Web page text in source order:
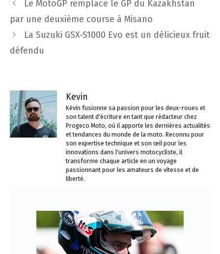
des
Le MotoGP remplace le GP du Kazakhstan
par une deuxième course à Misano
La Suzuki GSX-S1000 Evo est un délicieux fruit
défendu
Kevin
Kévin fusionne sa passion pour les deux-roues et
son talent d'écriture en tant que rédacteur chez
Progeco Moto, où il apporte les dernières actualités
et tendances du monde de la moto. Reconnu pour
son expertise technique et son œil pour les
innovations dans l'univers motocycliste, il
transforme chaque article en un voyage
passionnant pour les amateurs de vitesse et de
liberté.